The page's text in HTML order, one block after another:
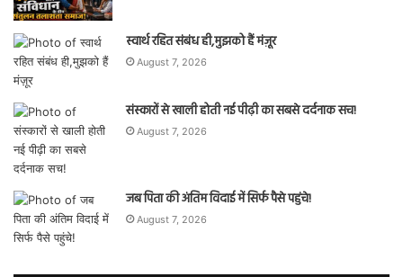
स्वार्थ रहित संबंध ही,मुझको हैं मंज़ूर
August 7, 2026
संस्कारों से खाली होती नई पीढ़ी का सबसे दर्दनाक सच!
August 7, 2026
जब पिता की अंतिम विदाई में सिर्फ पैसे पहुंचे!
August 7, 2026